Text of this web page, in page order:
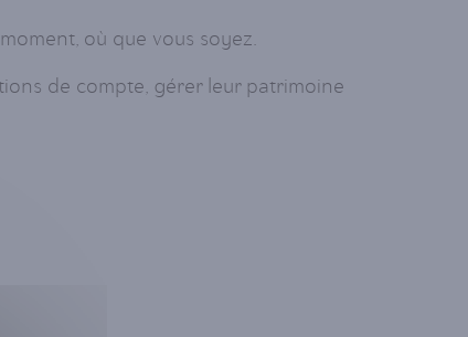
où que vous soyez.
de compte, gérer leur patrimoine